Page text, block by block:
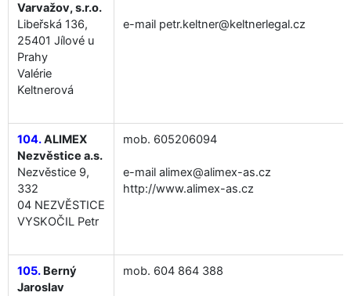
Varvažov, s.r.o.
Libeřská 136,
25401 Jílové u
Prahy
Valérie
Keltnerová
e-mail petr.keltner@keltnerlegal.cz
104.ALIMEX
Nezvěstice a.s.
Nezvěstice 9,
332
04 NEZVĚSTICE
VYSKOČIL Petr
mob. 605206094
e-mail alimex@alimex-as.cz
http://www.alimex-as.cz
105.Berný
Jaroslav
mob. 604 864 388